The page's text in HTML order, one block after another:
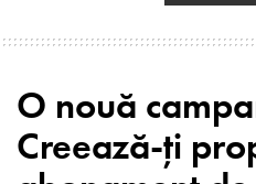
O nouă
Creează-ți